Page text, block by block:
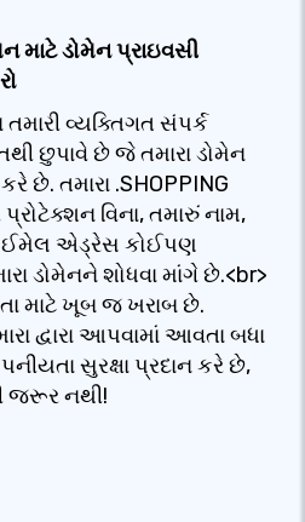
માટે ડોમેન પ્રાઇવસી
વ્યક્તિગત સંપર્ક
છુપાવે છે જે તમારા ડોમેન
છે. તમારા .SHOPPING
વિના, તમારું નામ,
ઈમેલ એડ્રેસ કોઈપણ
ડોમેનને શોધવા માંગે છે.<br>
માટે ખૂબ જ ખરાબ છે.
દ્વારા આપવામાં આવતા બધા
સુરક્ષા પ્રદાન કરે છે,
જરૂર નથી!